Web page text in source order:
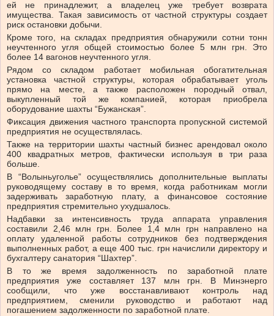
ей не принадлежит, а владелец уже требует возврата
имущества. Такая зависимость от частной структуры создает
риск остановки добычи.
Кроме того, на складах предприятия обнаружили сотни тонн
неучтенного угля общей стоимостью более 5 млн грн. Это
более 14 вагонов неучтенного угля.
Рядом со складом работает мобильная обогатительная
установка частной структуры, которая обрабатывает уголь
прямо на месте, а также расположен породный отвал,
выкупленный той же компанией, которая приобрела
оборудование шахты “Бужанская”.
Фиксация движения частного транспорта пропускной системой
предприятия не осуществлялась.
Также на территории шахты частный бизнес арендовал около
400 квадратных метров, фактически используя в три раза
больше.
В “Волыньуголье” осуществлялись дополнительные выплаты
руководящему составу в то время, когда работникам могли
задерживать заработную плату, а финансовое состояние
предприятия стремительно ухудшалось.
Надбавки за интенсивность труда аппарата управления
составили 2,46 млн грн. Более 1,4 млн грн направлено на
оплату удаленной работы сотрудников без подтверждения
выполненных работ, а еще 400 тыс. грн начислили директору и
бухгалтеру санатория “Шахтер”.
В то же время задолженность по заработной плате
предприятия уже составляет 137 млн грн. В Минэнерго
сообщили, что уже восстанавливают контроль над
предприятием, сменили руководство и работают над
погашением задолженности по заработной плате.